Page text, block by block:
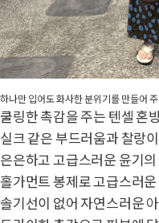
하나만 입어도 화사한 분위기를 만들어
쿨링한 촉감을 주는 텐셀 혼
실크 같은 부드러움과 찰랑
은은하고 고급스러운 윤기
홀가먼트 봉제로 고급스러운
솔기선이 없어 자연스러운